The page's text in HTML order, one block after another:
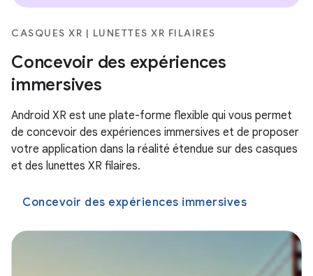
CASQUES XR | LUNETTES XR FILAIRES
Concevoir des expériences
immersives
Android XR est une plate-forme flexible qui vous permet
de concevoir des expériences immersives et de proposer
votre application dans la réalité étendue sur des casques
et des lunettes XR filaires.
Concevoir des expériences immersives